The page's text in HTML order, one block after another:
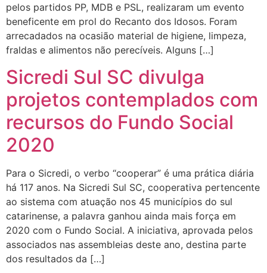
pelos partidos PP, MDB e PSL, realizaram um evento
beneficente em prol do Recanto dos Idosos. Foram
arrecadados na ocasião material de higiene, limpeza,
fraldas e alimentos não perecíveis. Alguns […]
Sicredi Sul SC divulga
projetos contemplados com
recursos do Fundo Social
2020
Para o Sicredi, o verbo “cooperar” é uma prática diária
há 117 anos. Na Sicredi Sul SC, cooperativa pertencente
ao sistema com atuação nos 45 municípios do sul
catarinense, a palavra ganhou ainda mais força em
2020 com o Fundo Social. A iniciativa, aprovada pelos
associados nas assembleias deste ano, destina parte
dos resultados da […]